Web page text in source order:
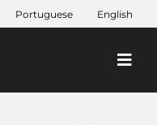
Portuguese English